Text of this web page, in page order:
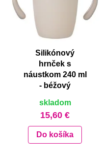
Silikónový
hrnček s
náustkom 240 ml
- béžový
skladom
15,60 €
Do košíka